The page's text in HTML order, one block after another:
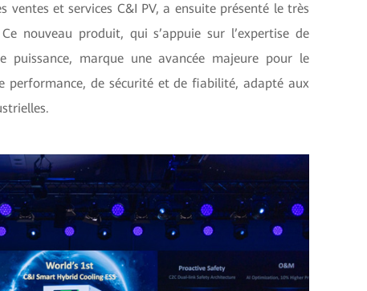
ventes et services C&I PV, a ensuite présenté le très
nouveau produit, qui s’appuie sur l’expertise de
puissance, marque une avancée majeure pour le
performance, de sécurité et de fiabilité, adapté aux